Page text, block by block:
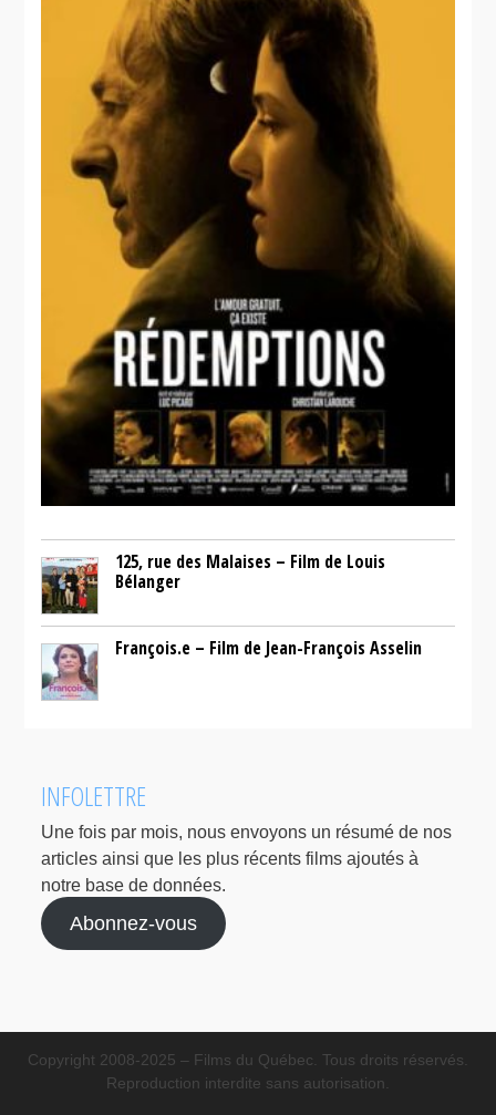
125, rue des Malaises – Film de Louis
Bélanger
François.e – Film de Jean-François Asselin
INFOLETTRE
Une fois par mois, nous envoyons un résumé de nos
articles ainsi que les plus récents films ajoutés à
notre base de données.
Abonnez-vous
Copyright 2008-2025 – Films du Québec. Tous droits réservés.
Reproduction interdite sans autorisation.